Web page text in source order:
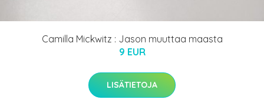
Camilla Mickwitz : Jason muuttaa maasta
9 EUR
LISÄTIETOJA